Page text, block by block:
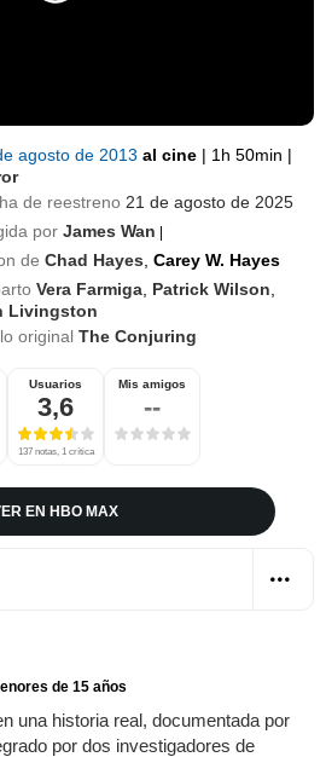
agosto de 2013al cine | 1h 50min |
de reestreno 21 de agosto de 2025
por James Wan |
de Chad Hayes ,Carey W. Hayes
Vera Farmiga Patrick Wilson
Livingston
originalThe Conjuring
Usuarios
3,6
137 notas, 1 crítica
Mis amigos
--
EN HBO MAX
de 15 años
una historia real, documentada por
por dos investigadores de